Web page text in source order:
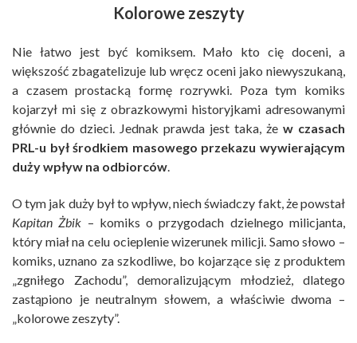
Kolorowe zeszyty
Nie łatwo jest być komiksem. Mało kto cię doceni, a
większość zbagatelizuje lub wręcz oceni jako niewyszukaną,
a czasem prostacką formę rozrywki. Poza tym komiks
kojarzył mi się z obrazkowymi historyjkami adresowanymi
głównie do dzieci. Jednak prawda jest taka, że w czasach
PRL-u był środkiem masowego przekazu wywierającym
duży wpływ na odbiorców.
O tym jak duży był to wpływ, niech świadczy fakt, że powstał
Kapitan Żbik – komiks o przygodach dzielnego milicjanta,
który miał na celu ocieplenie wizerunek milicji. Samo słowo –
komiks, uznano za szkodliwe, bo kojarzące się z produktem
„zgniłego Zachodu”, demoralizującym młodzież, dlatego
zastąpiono je neutralnym słowem, a właściwie dwoma –
„kolorowe zeszyty”.